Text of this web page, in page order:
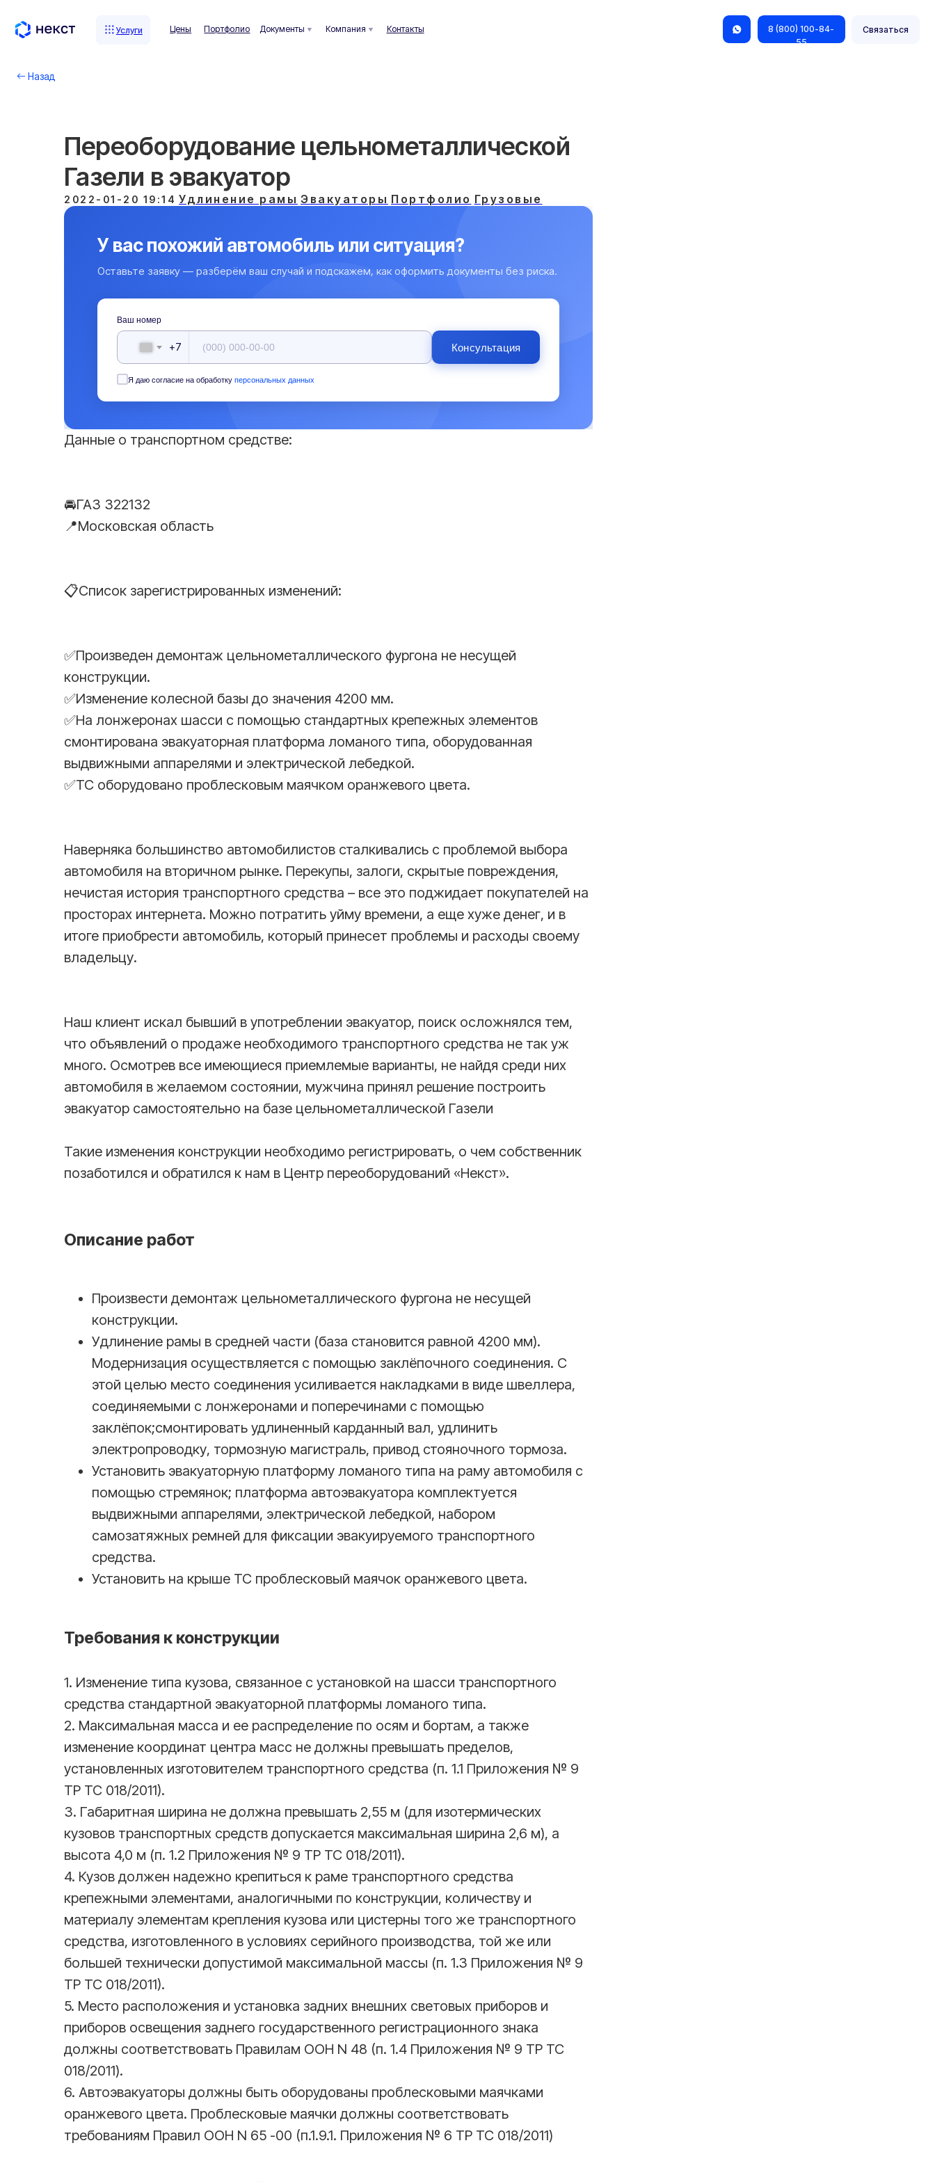
Связаться
8 (800) 100-84-
Цены Портфолио Контакты
Документы Компания
Услуги
Услуги
Переоборудование цельнометаллической
Газели в эвакуатор
2022-01-20 19:14 Удлинение рамы Эвакуаторы Портфолио Грузовые
У вас похожий автомобиль или ситуация?
Оставьте заявку — разберём ваш случай и подскажем, как оформить документы без риска.
Ваш номер
+7 Консультация
Я даю согласие на обработку персональных данных
Данные о транспортном средстве:
🚘ГАЗ 322132
📍Московская область
📋Список зарегистрированных изменений:
✅Произведен демонтаж цельнометаллического фургона не несущей
конструкции.
✅Изменение колесной базы до значения 4200 мм.
✅На лонжеронах шасси с помощью стандартных крепежных элементов
смонтирована эвакуаторная платформа ломаного типа, оборудованная
выдвижными аппарелями и электрической лебедкой.
✅ТС оборудовано проблесковым маячком оранжевого цвета.
Наверняка большинство автомобилистов сталкивались с проблемой выбора
автомобиля на вторичном рынке. Перекупы, залоги, скрытые повреждения,
нечистая история транспортного средства – все это поджидает покупателей на
просторах интернета. Можно потратить уйму времени, а еще хуже денег, и в
итоге приобрести автомобиль, который принесет проблемы и расходы своему
владельцу.
Наш клиент искал бывший в употреблении эвакуатор, поиск осложнялся тем,
что объявлений о продаже необходимого транспортного средства не так уж
много. Осмотрев все имеющиеся приемлемые варианты, не найдя среди них
автомобиля в желаемом состоянии, мужчина принял решение построить
эвакуатор самостоятельно на базе цельнометаллической Газели
Такие изменения конструкции необходимо регистрировать, о чем собственник
позаботился и обратился к нам в Центр переоборудований «Некст».
Описание работ
Произвести демонтаж цельнометаллического фургона не несущей
конструкции.
Удлинение рамы в средней части (база становится равной 4200 мм).
Модернизация осуществляется с помощью заклёпочного соединения. С
этой целью место соединения усиливается накладками в виде швеллера,
соединяемыми с лонжеронами и поперечинами с помощью
заклёпок;смонтировать удлиненный карданный вал, удлинить
электропроводку, тормозную магистраль, привод стояночного тормоза.
Установить эвакуаторную платформу ломаного типа на раму автомобиля с
помощью стремянок; платформа автоэвакуатора комплектуется
выдвижными аппарелями, электрической лебедкой, набором
самозатяжных ремней для фиксации эвакуируемого транспортного
средства.
Установить на крыше ТС проблесковый маячок оранжевого цвета.
Требования к конструкции
1. Изменение типа кузова, связанное с установкой на шасси транспортного
средства стандартной эвакуаторной платформы ломаного типа.
2. Максимальная масса и ее распределение по осям и бортам, а также
изменение координат центра масс не должны превышать пределов,
установленных изготовителем транспортного средства (п. 1.1 Приложения № 9
ТР ТС 018/2011).
3. Габаритная ширина не должна превышать 2,55 м (для изотермических
кузовов транспортных средств допускается максимальная ширина 2,6 м), а
высота 4,0 м (п. 1.2 Приложения № 9 ТР ТС 018/2011).
4. Кузов должен надежно крепиться к раме транспортного средства
крепежными элементами, аналогичными по конструкции, количеству и
материалу элементам крепления кузова или цистерны того же транспортного
средства, изготовленного в условиях серийного производства, той же или
большей технически допустимой максимальной массы (п. 1.3 Приложения № 9
ТР ТС 018/2011).
5. Место расположения и установка задних внешних световых приборов и
приборов освещения заднего государственного регистрационного знака
должны соответствовать Правилам ООН N 48 (п. 1.4 Приложения № 9 ТР ТС
018/2011).
6. Автоэвакуаторы должны быть оборудованы проблесковыми маячками
оранжевого цвета. Проблесковые маячки должны соответствовать
требованиям Правил ООН N 65 -00 (п.1.9.1. Приложения № 6 ТР ТС 018/2011)